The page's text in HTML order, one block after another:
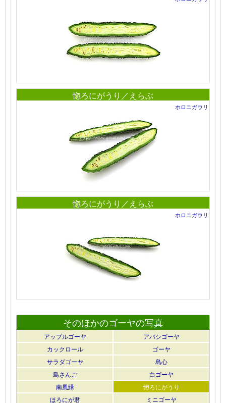
惚ろにがうり／えらぶ
ホロニガウリ
惚ろにがうり／えらぶ
ホロニガウリ
そのほかのゴーヤの写真
アップルゴーヤ
アバシゴーヤ
カックロール
ゴーヤ
サラダゴーヤ
島心
島さんご
白ゴーヤ
南風緑
惚ろにがうり
ほろにが君
ミニゴーヤ